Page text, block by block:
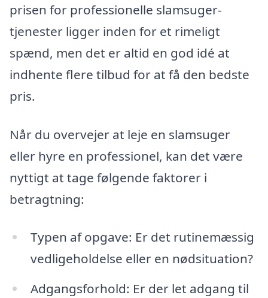
prisen for professionelle slamsuger-
tjenester ligger inden for et rimeligt
spænd, men det er altid en god idé at
indhente flere tilbud for at få den bedste
pris.
Når du overvejer at leje en slamsuger
eller hyre en professionel, kan det være
nyttigt at tage følgende faktorer i
betragtning:
Typen af opgave: Er det rutinemæssig
vedligeholdelse eller en nødsituation?
Adgangsforhold: Er der let adgang til